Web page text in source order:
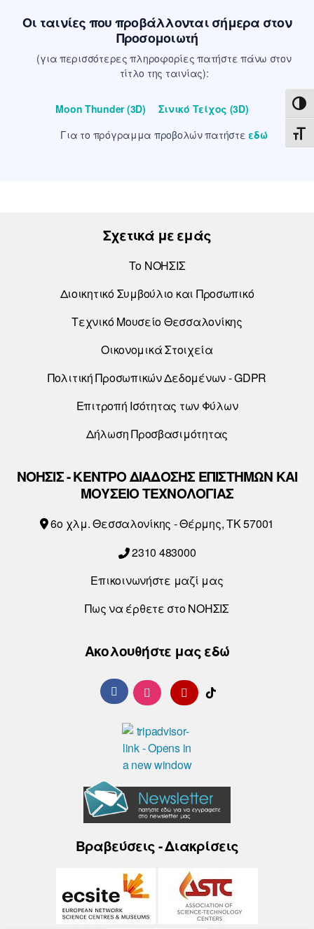
Οι ταινίες που προβάλλονται σήμερα στον
Προσομοιωτή
(για περισσότερες πληροφορίες πατήστε πάνω στον
τίτλο της ταινίας):
Moon Thunder (3D)
Σινικό Τείχος (3D)
Για το πρόγραμμα προβολών πατήστεεδώ
Σχετικά με εμάς
Το ΝΟΗΣΙΣ
Διοικητικό Συμβούλιο και Προσωπικό
Τεχνικό Μουσείο Θεσσαλονίκης
Οικονομικά Στοιχεία
Πολιτική Προσωπικών Δεδομένων - GDPR
Επιτροπή Ισότητας των Φύλων
Δήλωση Προσβασιμότητας
ΝΟΗΣΙΣ - ΚΕΝΤΡΟ ΔΙΑΔΟΣΗΣ ΕΠΙΣΤΗΜΩΝ ΚΑΙ
ΜΟΥΣΕΙΟ ΤΕΧΝΟΛΟΓΙΑΣ
6o χλμ. Θεσσαλονίκης - Θέρμης, ΤΚ 57001
2310 483000
Επικοινωνήστε μαζί μας
Πως να έρθετε στο ΝΟΗΣΙΣ
Ακολουθήστε μας εδώ
Βραβεύσεις - Διακρίσεις